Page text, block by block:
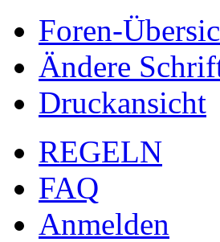
Foren-
Ändere
Druckansicht
REGELN
FAQ
Anmelden